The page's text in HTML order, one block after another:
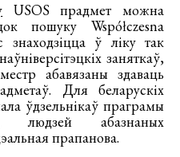
USOS прадмет можна
пошуку Współczesna
ў ліку так
заняткаў,
абавязаны здаваць
Для беларускіх
ўдзельнікаў праграмы
людзей абазнаных
прапанова.